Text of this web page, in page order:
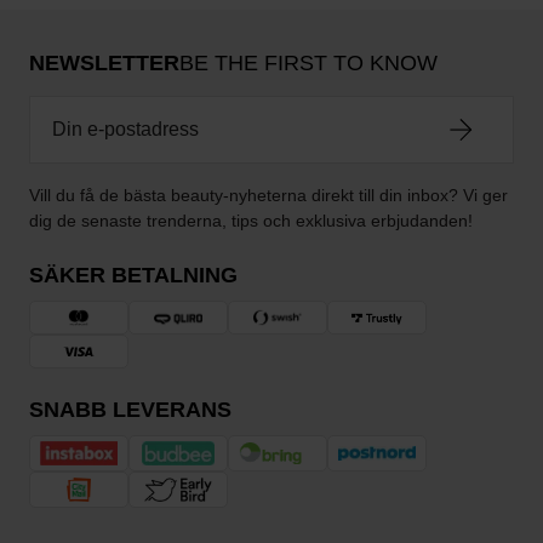
NEWSLETTERBE THE FIRST TO KNOW
Vill du få de bästa beauty-nyheterna direkt till din inbox? Vi ger
dig de senaste trenderna, tips och exklusiva erbjudanden!
SÄKER BETALNING
SNABB LEVERANS